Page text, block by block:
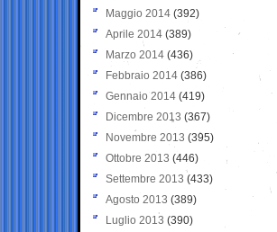
Maggio 2014 (392)
Aprile 2014 (389)
Marzo 2014 (436)
Febbraio 2014 (386)
Gennaio 2014 (419)
Dicembre 2013 (367)
Novembre 2013 (395)
Ottobre 2013 (446)
Settembre 2013 (433)
Agosto 2013 (389)
Luglio 2013 (390)